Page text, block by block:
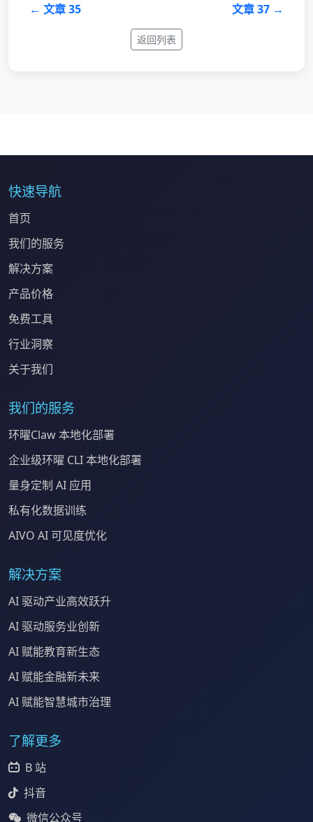
← 文章 35 文章 37 →
返回列表
快速导航
首页
我们的服务
解决方案
产品价格
免费工具
行业洞察
关于我们
我们的服务
环曜Claw 本地化部署
企业级环曜 CLI 本地化部署
量身定制 AI 应用
私有化数据训练
AIVO AI 可见度优化
解决方案
AI 驱动产业高效跃升
AI 驱动服务业创新
AI 赋能教育新生态
AI 赋能金融新未来
AI 赋能智慧城市治理
了解更多
B 站
抖音
微信公众号